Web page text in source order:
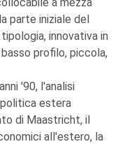
parte iniziale del
innovativa in
profilo, piccola,
'90, l'analisi
estera
di Maastricht, il
all'estero, la